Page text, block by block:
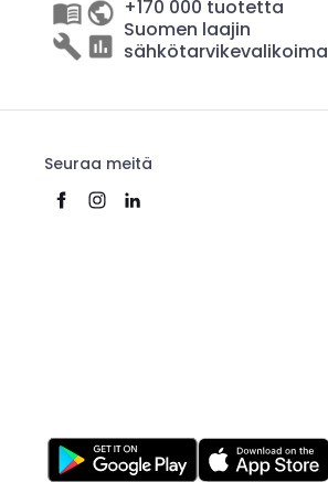
+170 000 tuotetta
Suomen laajin
sähkötarvikevalikoima
Seuraa meitä